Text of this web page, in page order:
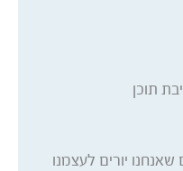
תוכן
שאנחנו יורים לעצמנו